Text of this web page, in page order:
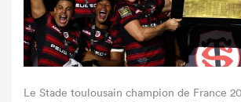
Le Stade toulousain champion de France